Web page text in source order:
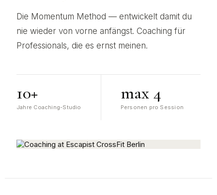
Die Momentum Method — entwickelt damit du
nie wieder von vorne anfängst. Coaching für
Professionals, die es ernst meinen.
10+
Jahre Coaching-Studio
max 4
Personen pro Session